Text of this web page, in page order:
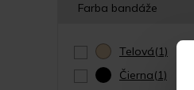
Farba bandáže
Telová(1)
Čierna(1)